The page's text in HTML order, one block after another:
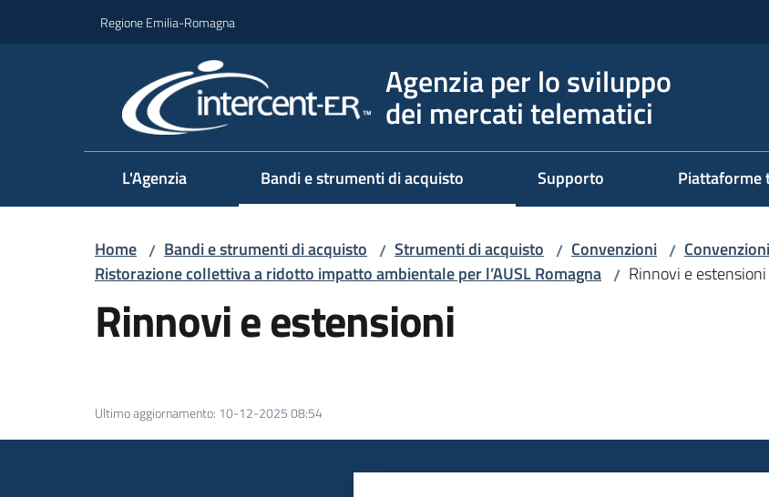
Regione Emilia-Romagna
Agenzia per lo sviluppo
dei mercati telematici
L'Agenzia Bandi e strumenti di acquisto Supporto Piattaforme
Home / Bandi e strumenti di acquisto / Strumenti di acquisto / Convenzioni /
Ristorazione collettiva a ridotto impatto ambientale per l’AUSL Romagna / Rinnovi e estensioni
Rinnovi e estensioni
Ultimo aggiornamento: 10-12-2025 08:54